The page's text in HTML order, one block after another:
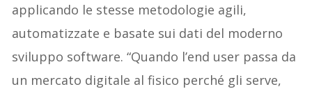
applicando le stesse metodologie agili,
automatizzate e basate sui dati del moderno
sviluppo software. “Quando l’end user passa da
un mercato digitale al fisico perché gli serve,